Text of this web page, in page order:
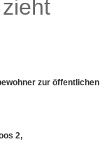
zur öffentlichen
2,